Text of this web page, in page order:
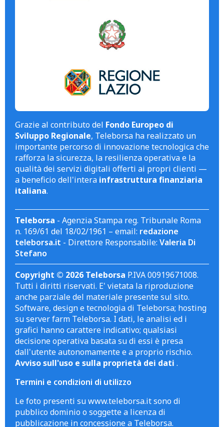
Grazie al contributo del Fondo Europeo di
Sviluppo Regionale, Teleborsa ha realizzato un
importante percorso di innovazione tecnologica che
rafforza la sicurezza, la resilienza operativa e la
qualità dei servizi digitali offerti ai propri clienti —
a beneficio dell'intera infrastruttura finanziaria
italiana.
Teleborsa - Agenzia Stampa reg. Tribunale Roma
n. 169/61 del 18/02/1961 – email: redazione
teleborsa.it - Direttore Responsabile: Valeria Di
Stefano
Copyright © 2026 Teleborsa P.IVA 00919671008.
Tutti i diritti riservati. E' vietata la riproduzione
anche parziale del materiale presente sul sito.
Software, design e tecnologia di Teleborsa; hosting
su server farm Teleborsa. I dati, le analisi ed i
grafici hanno carattere indicativo; qualsiasi
decisione operativa basata su di essi è presa
dall'utente autonomamente e a proprio rischio.
Avviso sull'uso e sulla proprietà dei dati .
Termini e condizioni di utilizzo
Le foto presenti su www.teleborsa.it sono di
pubblico dominio o soggette a licenza di
pubblicazione in concessione a Teleborsa.